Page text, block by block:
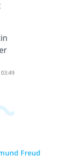
Freud